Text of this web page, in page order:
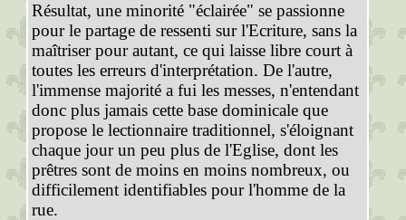
Résultat, une minorité "éclairée" se passionne
pour le partage de ressenti sur l'Ecriture, sans la
maîtriser pour autant, ce qui laisse libre court à
toutes les erreurs d'interprétation. De l'autre,
l'immense majorité a fui les messes, n'entendant
donc plus jamais cette base dominicale que
propose le lectionnaire traditionnel, s'éloignant
chaque jour un peu plus de l'Eglise, dont les
prêtres sont de moins en moins nombreux, ou
difficilement identifiables pour l'homme de la
rue.